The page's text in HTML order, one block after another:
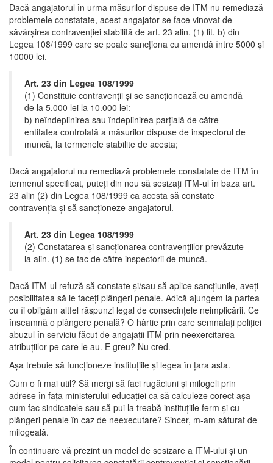
Dacă angajatorul în urma măsurilor dispuse de ITM nu remediază
problemele constatate, acest angajator se face vinovat de
săvârșirea contravenției stabilită de art. 23 alin. (1) lit. b) din
Legea 108/1999 care se poate sancționa cu amendă între 5000 și
10000 lei.
Art. 23 din Legea 108/1999
(1) Constituie contravenţii şi se sancţionează cu amendă
de la 5.000 lei la 10.000 lei:
b) neîndeplinirea sau îndeplinirea parţială de către
entitatea controlată a măsurilor dispuse de inspectorul de
muncă, la termenele stabilite de acesta;
Dacă angajatorul nu remediază problemele constatate de ITM în
termenul specificat, puteți din nou să sesizați ITM-ul în baza art.
23 alin (2) din Legea 108/1999 ca acesta să constate
contravenția și să sancționeze angajatorul.
Art. 23 din Legea 108/1999
(2) Constatarea şi sancţionarea contravenţiilor prevăzute
la alin. (1) se fac de către inspectorii de muncă.
Dacă ITM-ul refuză să constate și/sau să aplice sancțiunile, aveți
posibilitatea să le faceți plângeri penale. Adică ajungem la partea
cu îi obligăm altfel răspunzi legal de consecințele neimplicării. Ce
înseamnă o plângere penală? O hârtie prin care semnalați poliției
abuzul în serviciu făcut de angajații ITM prin neexercitarea
atribuțiilor pe care le au. E greu? Nu cred.
Așa trebuie să funcționeze instituțiile și legea în țara asta.
Cum o fi mai util? Să mergi să faci rugăciuni și milogeli prin
adrese în fața ministerului educației ca să calculeze corect așa
cum fac sindicatele sau să pui la treabă instituțiile ferm și cu
plângeri penale în caz de neexecutare? Sincer, m-am săturat de
milogeală.
În continuare vă prezint un model de sesizare a ITM-ului și un